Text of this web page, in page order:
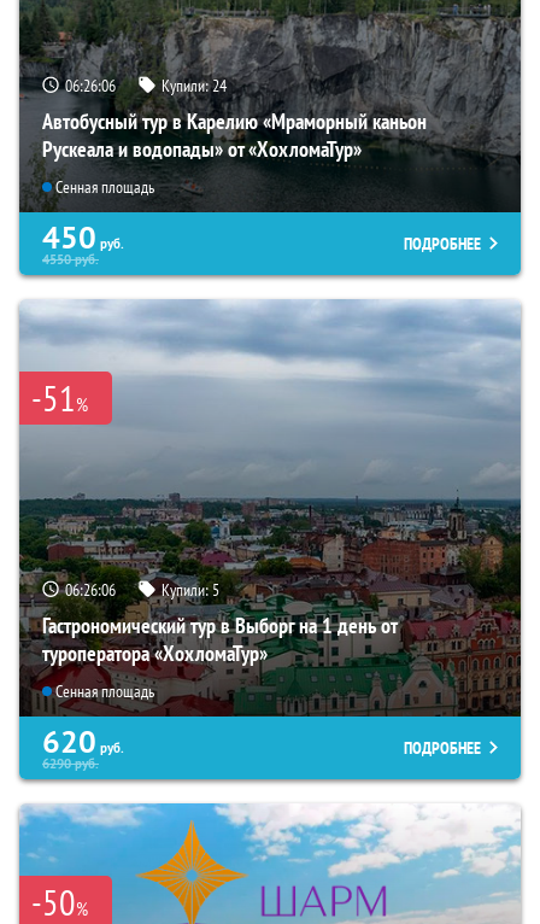
06:26:05 Купили:24
Автобусный тур в Карелию «Мраморный каньон
Рускеала и водопады» от «ХохломаТур»
Сенная площадь
450 руб.
4550руб.
ПОДРОБНЕЕ
-51%
06:26:05 Купили:5
Гастрономический тур в Выборг на 1 день от
туроператора «ХохломаТур»
Сенная площадь
620 руб.
6290руб.
ПОДРОБНЕЕ
-50%